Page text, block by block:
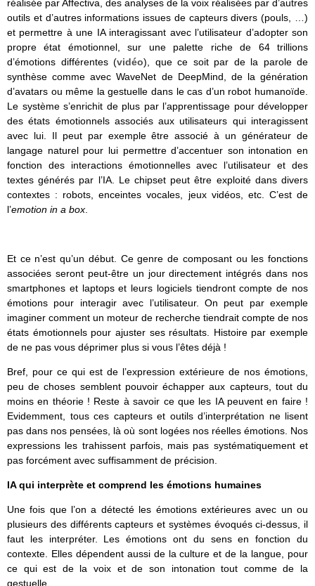
réalisée par Affectiva, des analyses de la voix réalisées par d’autres
outils et d’autres informations issues de capteurs divers (pouls, …)
et permettre à une IA interagissant avec l’utilisateur d’adopter son
propre état émotionnel, sur une palette riche de 64 trillions
d’émotions différentes (vidéo), que ce soit par de la parole de
synthèse comme avec WaveNet de DeepMind, de la génération
d’avatars ou même la gestuelle dans le cas d’un robot humanoïde.
Le système s’enrichit de plus par l’apprentissage pour développer
des états émotionnels associés aux utilisateurs qui interagissent
avec lui. Il peut par exemple être associé à un générateur de
langage naturel pour lui permettre d’accentuer son intonation en
fonction des interactions émotionnelles avec l’utilisateur et des
textes générés par l’IA. Le chipset peut être exploité dans divers
contextes : robots, enceintes vocales, jeux vidéos, etc. C’est de
l’emotion in a box
Et ce n’est qu’un début. Ce genre de composant ou les fonctions
associées seront peut-être un jour directement intégrés dans nos
smartphones et laptops et leurs logiciels tiendront compte de nos
émotions pour interagir avec l’utilisateur. On peut par exemple
imaginer comment un moteur de recherche tiendrait compte de nos
états émotionnels pour ajuster ses résultats. Histoire par exemple
de ne pas vous déprimer plus si vous l’êtes déjà !
Bref, pour ce qui est de l’expression extérieure de nos émotions,
peu de choses semblent pouvoir échapper aux capteurs, tout du
moins en théorie ! Reste à savoir ce que les IA peuvent en faire !
Evidemment, tous ces capteurs et outils d’interprétation ne lisent
pas dans nos pensées, là où sont logées nos réelles émotions. Nos
expressions les trahissent parfois, mais pas systématiquement et
pas forcément avec suffisamment de précision.
IA qui interprète et comprend les émotions humaines
Une fois que l’on a détecté les émotions extérieures avec un ou
plusieurs des différents capteurs et systèmes évoqués ci-dessus, il
faut les interpréter. Les émotions ont du sens en fonction du
contexte. Elles dépendent aussi de la culture et de la langue, pour
ce qui est de la voix et de son intonation tout comme de la
gestuelle.